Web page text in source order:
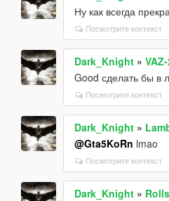
Ну как всегда
Посмотрите контекст
Dark_Knight »
Good сделать бы в
Посмотрите контекст
Dark_Knight »
@Gta5KoRn lmao
Посмотрите контекст
Dark_Knight »